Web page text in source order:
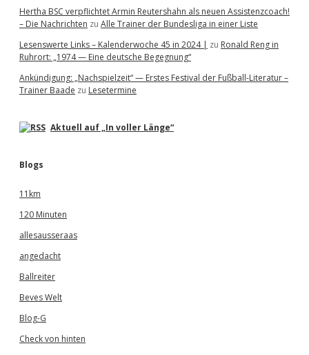
Hertha BSC verpflichtet Armin Reutershahn als neuen Assistenzcoach!
– Die Nachrichten zu Alle Trainer der Bundesliga in einer Liste
Lesenswerte Links – Kalenderwoche 45 in 2024 | zu Ronald Reng in
Ruhrort: „1974 — Eine deutsche Begegnung“
Ankündigung: „Nachspielzeit“ — Erstes Festival der Fußball-Literatur –
Trainer Baade zu Lesetermine
Aktuell auf „In voller Länge“
Blogs
11km
120 Minuten
allesausseraas
angedacht
Ballreiter
Beves Welt
Blog-G
Check von hinten